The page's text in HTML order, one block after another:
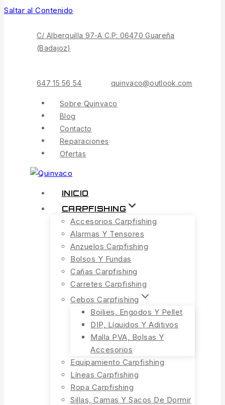
Saltar al Contenido
C/ Alberquilla 97-A C.P: 06470 Guareña
(Badajoz)
647 15 56 54 quinvaco@outlook.com
Sobre Quinvaco
Blog
Contacto
Reparaciones
Ofertas
INICIO
CARPFISHING
Accesorios Carpfishing
Alarmas Y Tensores
Anzuelos Carpfishing
Bolsos Y Fundas
Cañas Carpfishing
Carretes Carpfishing
Cebos Carpfishing
Boilies, Engodos Y Pellet
DIP, Líquidos Y Aditivos
Malla PVA, Bolsas Y
Accesorios
Equipamiento Carpfishing
Líneas Carpfishing
Ropa Carpfishing
Sillas, Camas Y Sacos De Dormir